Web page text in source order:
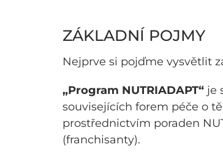
ZÁKLADNÍ POJMY
Nejprve si pojďme vysvětlit
„Program NUTRIADAPT“ je
souvisejících forem péče o
prostřednictvím poraden
(franchisanty).